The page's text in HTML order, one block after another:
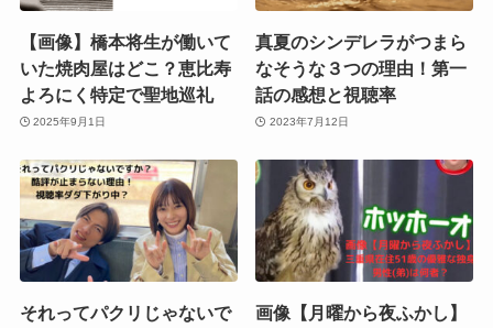
【画像】橋本将生が働いて
いた焼肉屋はどこ？恵比寿
よろにく特定で聖地巡礼
2025年9月1日
真夏のシンデレラがつまら
なそうな３つの理由！第一
話の感想と視聴率
2023年7月12日
それってパクリじゃないで
画像【月曜から夜ふかし】